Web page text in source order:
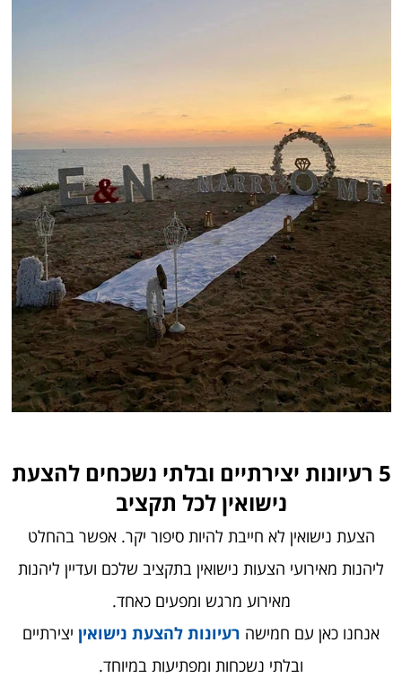
5 רעיונות יצירתיים ובלתי נשכחים להצעת
נישואין לכל תקציב
הצעת נישואין לא חייבת להיות סיפור יקר. אפשר בהחלט
ליהנות מאירועי הצעות נישואין בתקציב שלכם ועדיין ליהנות
מאירוע מרגש ומפעים כאחד.
אנחנו כאן עם חמישה רעיונות להצעת נישואין יצירתיים
ובלתי נשכחות ומפתיעות במיוחד.